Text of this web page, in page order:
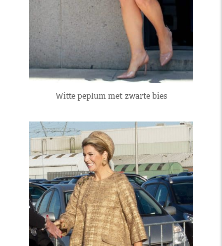
Witte peplum met zwarte bies